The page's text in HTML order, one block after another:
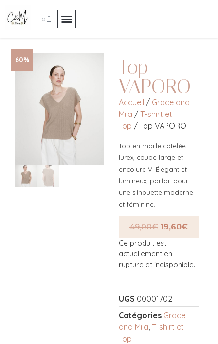
0
60%
Top
VAPORO
Accueil / Grace and
Mila / T-shirt et
Top / Top VAPORO
Top en maille côtelée
lurex, coupe large et
encolure V. Élégant et
lumineux, parfait pour
une silhouette moderne
et féminine.
49,00€ 19,60€
Ce produit est
actuellement en
rupture et indisponible.
UGS 00001702
Catégories Grace
and Mila T-shirt et
Top